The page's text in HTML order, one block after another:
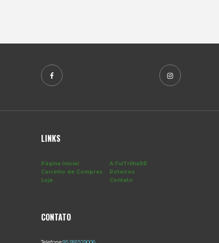
LINKS
Página Inicial
A FuiTrilhaRR
Carrinho de Compras
Roteiros
Loja
Contato
CONTATO